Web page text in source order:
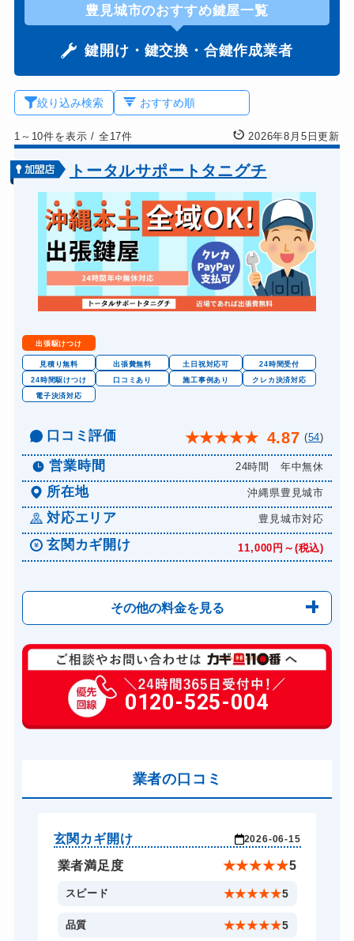
豊見城市のおすすめ鍵屋一覧
鍵開け・鍵交換・合鍵作成業者
絞り込み検索
1～10件を表示/ 全17件 2026年8月5日更新
トータルサポートタニグチ
出張駆けつけ
見積り無料 出張費無料 土日祝対応可
24時間受付
24時間駆けつけ
口コミあり 施工事例あり
クレカ決済対応
電子決済対応
口コミ評価 ★★★★★ 4.87 (54)
営業時間 24時間 年中無休
所在地 沖縄県豊見城市
対応エリア 豊見城市対応
玄関カギ開け 11,000円～(税込)
その他の料金を見る
玄関カギ修理 6,600円～(税込)
玄関カギ作成 14,300円～(税込)
玄関カギ交換 14,300円～(税込)
バイクカギ開け
スーツケースカギ作成 8,800円～(税込)
金庫カギ開け 14,300円～(税込)...
金庫カギ修理 11,000円～(税込)
金庫カギ交換 11,000円～(税込)
0120-525-004
業者の口コミ
玄関カギ開け 2026-06-15
業者満足度 ★★★★★5
スピード ★★★★★5
品質 ★★★★★5